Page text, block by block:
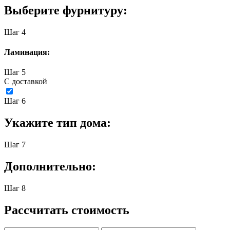
Выберите фурнитуру:
Шаг 4
Ламинация:
Шаг 5
С доставкой
Шаг 6
Укажите тип дома:
Шаг 7
Дополнительно:
Шаг 8
Рассчитать стоимость